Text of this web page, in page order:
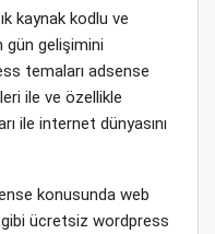
kaynak kodlu ve
gün gelişimini
temaları adsense
ile ve özellikle
ile internet dünyasını
konusunda web
ücretsiz wordpress